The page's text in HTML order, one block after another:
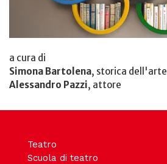
a cura di
Simona Bartolena, storica dell'arte
Alessandro Pazzi, attore
Teatro
Scuola di teatro